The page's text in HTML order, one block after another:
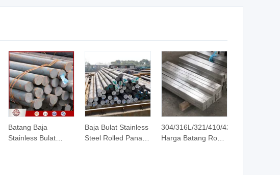
Batang Baja
Stainless Bulat
Baja Bulat Stainless
Steel Rolled Panas
304/316L/321/410/420
Harga Batang Rod